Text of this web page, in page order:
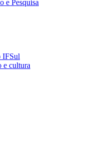
e Pesquisa
IFSul
e cultura